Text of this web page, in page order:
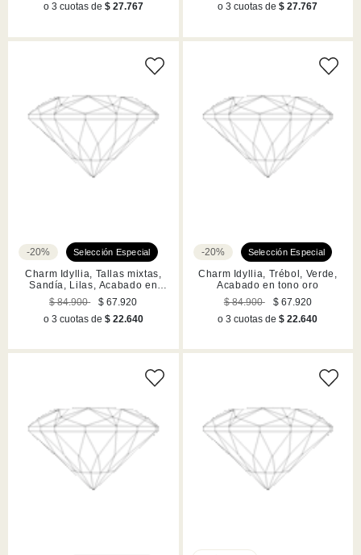
o 3 cuotas de $ 27.767
o 3 cuotas de$ 27.767
-20%
Charm Idyllia, Tallas mixtas,
Sandía, Lilas, Acabado en
tono oro
$ 84.900
$ 67.920
o 3 cuotas de $ 22.640
-20%
Charm Idyllia, Trébol, Verde,
Acabado en tono oro
$ 84.900
$ 67.920
o 3 cuotas de$ 22.640